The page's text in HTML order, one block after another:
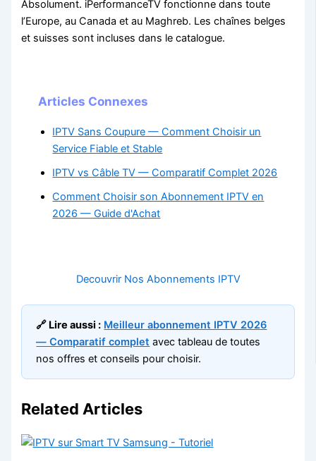
Absolument. iPerformanceTV fonctionne dans toute
l’Europe, au Canada et au Maghreb. Les chaînes belges
et suisses sont incluses dans le catalogue.
Articles Connexes
IPTV Sans Coupure — Comment Choisir un
Service Fiable et Stable
IPTV vs Câble TV — Comparatif Complet 2026
Comment Choisir son Abonnement IPTV en
2026 — Guide d'Achat
Decouvrir Nos Abonnements IPTV
🔗 Lire aussi : Meilleur abonnement IPTV 2026
— Comparatif complet avec tableau de toutes
nos offres et conseils pour choisir.
Related Articles